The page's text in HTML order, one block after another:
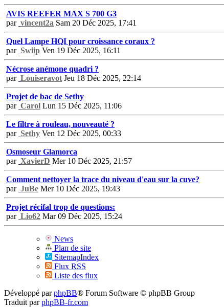
AVIS REEFER MAX S 700 G3
par vincent2a Sam 20 Déc 2025, 17:41
Quel Lampe HQI pour croissance coraux ?
par Swiip Ven 19 Déc 2025, 16:11
Nécrose anémone quadri ?
par Louiseravot Jeu 18 Déc 2025, 22:14
Projet de bac de Sethy
par Carol Lun 15 Déc 2025, 11:06
Le filtre à rouleau, nouveauté ?
par Sethy Ven 12 Déc 2025, 00:33
Osmoseur Glamorca
par XavierD Mer 10 Déc 2025, 21:57
Comment nettoyer la trace du niveau d'eau sur la cuve?
par JuBe Mer 10 Déc 2025, 19:43
Projet récifal trop de questions:
par Lio62 Mar 09 Déc 2025, 15:24
News
Plan de site
SitemapIndex
Flux RSS
Liste des flux
Développé parphpBB® Forum Software © phpBB Group
Traduit parphpBB-fr.com